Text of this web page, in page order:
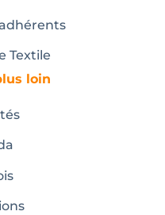
Textile
loin